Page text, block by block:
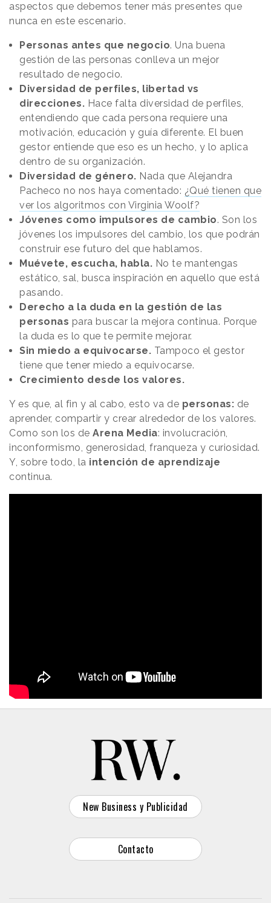
aspectos que debemos tener más presentes que
nunca en este escenario.
Personas antes que negocio. Una buena
gestión de las personas conlleva un mejor
resultado de negocio.
Diversidad de perfiles, libertad vs
direcciones. Hace falta diversidad de perfiles,
entendiendo que cada persona requiere una
motivación, educación y guía diferente. El buen
gestor entiende que eso es un hecho, y lo aplica
dentro de su organización.
Diversidad de género. Nada que Alejandra
Pacheco no nos haya comentado: ¿Qué tienen que
ver los algoritmos con Virginia Woolf?
Jóvenes como impulsores de cambio. Son los
jóvenes los impulsores del cambio, los que podrán
construir ese futuro del que hablamos.
Muévete, escucha, habla. No te mantengas
estático, sal, busca inspiración en aquello que está
pasando.
Derecho a la duda en la gestión de las
personas para buscar la mejora continua. Porque
la duda es lo que te permite mejorar.
Sin miedo a equivocarse. Tampoco el gestor
tiene que tener miedo a equivocarse.
Crecimiento desde los valores.
Y es que, al fin y al cabo, esto va de personas: de
aprender, compartir y crear alrededor de los valores.
Como son los de Arena Media: involucración,
inconformismo, generosidad, franqueza y curiosidad.
Y, sobre todo, la intención de aprendizaje
continua.
New Business y Publicidad
Contacto